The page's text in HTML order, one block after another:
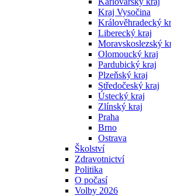
Kraj Vysočina
Králověhradecký
Liberecký kraj
Moravskoslezský
Olomoucký kraj
Pardubický kraj
Plzeňský kraj
Středočeský kraj
Ústecký kraj
Zlínský kraj
Praha
Brno
Ostrava
Školství
Zdravotnictví
Politika
O počasí
Volby 2026